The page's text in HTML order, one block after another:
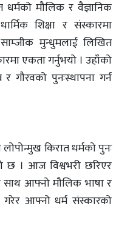
धर्मको मौलिक र वैज्ञानिक
शिक्षा र संस्कारमा
मुन्धुमलाई लिखित
एकता गर्नुभयो । उहाँको
गौरवको पुनःस्थापना गर्न
किरात धर्मको पुनः
छ । आज विश्वभरी छरिएर
साथ आफ्नो मौलिक भाषा र
गरेर आफ्नो धर्म संस्कारको